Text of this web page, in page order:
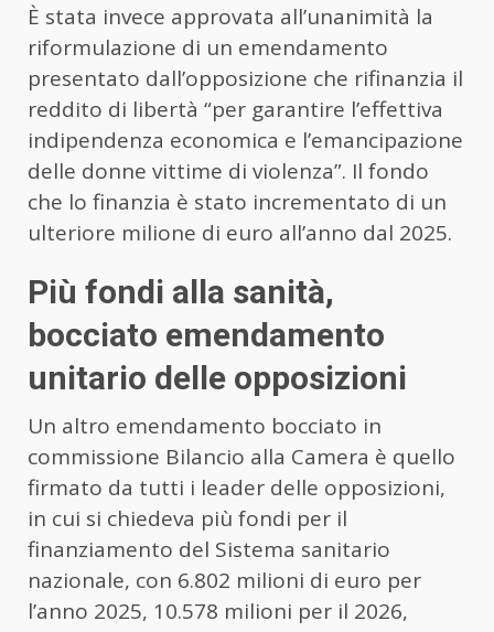
È stata invece approvata all’unanimità la
riformulazione di un emendamento
presentato dall’opposizione che rifinanzia il
reddito di libertà “per garantire l’effettiva
indipendenza economica e l’emancipazione
delle donne vittime di violenza”. Il fondo
che lo finanzia è stato incrementato di un
ulteriore milione di euro all’anno dal 2025.
Più fondi alla sanità,
bocciato emendamento
unitario delle opposizioni
Un altro emendamento bocciato in
commissione Bilancio alla Camera è quello
firmato da tutti i leader delle opposizioni,
in cui si chiedeva più fondi per il
finanziamento del Sistema sanitario
nazionale, con 6.802 milioni di euro per
l’anno 2025, 10.578 milioni per il 2026,